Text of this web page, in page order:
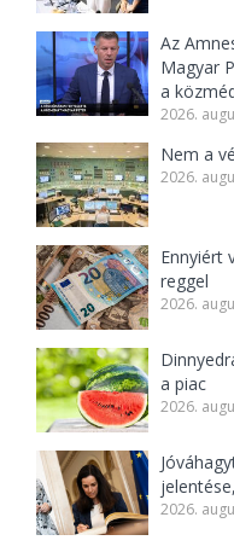
Az
Magyar
a
2026.
Nem a
2026.
Ennyiért
reggel
2026.
a piac
2026.
2026.